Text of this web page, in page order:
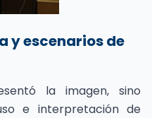
y escenarios de
la imagen, sino
e interpretación de